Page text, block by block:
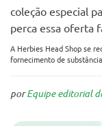
coleção especial
perca essa oferta
A Herbies Head Shop se
fornecimento de
por Equipe editorial